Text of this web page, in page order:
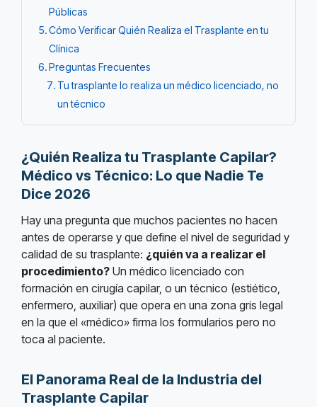
Públicas
Cómo Verificar Quién Realiza el Trasplante en tu
Clínica
Preguntas Frecuentes
Tu trasplante lo realiza un médico licenciado, no
un técnico
¿Quién Realiza tu Trasplante Capilar?
Médico vs Técnico: Lo que Nadie Te
Dice 2026
Hay una pregunta que muchos pacientes no hacen
antes de operarse y que define el nivel de seguridad y
calidad de su trasplante: ¿quién va a realizar el
procedimiento? Un médico licenciado con
formación en cirugía capilar, o un técnico (estiético,
enfermero, auxiliar) que opera en una zona gris legal
en la que el «médico» firma los formularios pero no
toca al paciente.
El Panorama Real de la Industria del
Trasplante Capilar